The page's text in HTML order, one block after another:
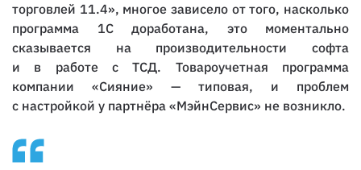
торговлей 11.4», многое зависело от того, насколько
программа 1С доработана, это моментально
сказывается на производительности софта
и в работе с ТСД. Товароучетная программа
компании «Сияние» — типовая, и проблем
с настройкой у партнёра «МэйнСервис» не возникло.